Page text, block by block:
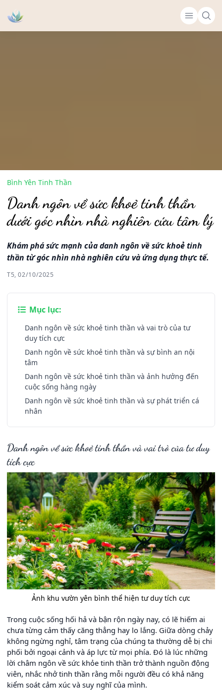
Bình Yên Tinh Thần
Danh ngôn về sức khoẻ tinh thần
dưới góc nhìn nhà nghiên cứu tâm lý
Khám phá sức mạnh của danh ngôn về sức khoẻ tinh
thần từ góc nhìn nhà nghiên cứu và ứng dụng thực tế.
T5, 02/10/2025
Mục lục:
Danh ngôn về sức khoẻ tinh thần và vai trò của tư
duy tích cực
Danh ngôn về sức khoẻ tinh thần và sự bình an nội
tâm
Danh ngôn về sức khoẻ tinh thần và ảnh hưởng đến
cuộc sống hàng ngày
Danh ngôn về sức khoẻ tinh thần và sự phát triển cá
nhân
Danh ngôn về sức khoẻ tinh thần và vai trò của tư duy
tích cực
Ảnh khu vườn yên bình thể hiện tư duy tích cực
Trong cuộc sống hối hả và bận rộn ngày nay, có lẽ hiếm ai
chưa từng cảm thấy căng thẳng hay lo lắng. Giữa dòng chảy
không ngừng nghỉ, tâm trạng của chúng ta thường dễ bị chi
phối bởi ngoại cảnh và áp lực từ mọi phía. Đó là lúc những
lời châm ngôn về sức khỏe tinh thần trở thành nguồn động
viên, nhắc nhở tinh thần rằng mỗi người đều có khả năng
kiểm soát cảm xúc và suy nghĩ của mình.